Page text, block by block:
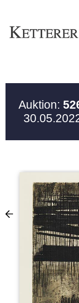
Auktion: